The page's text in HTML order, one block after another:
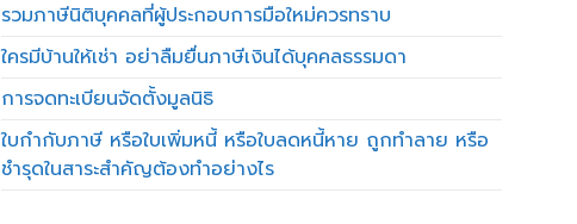
รวมภาษีนิติบุคคลที่ผู้ประกอบการมือใหม่ควรทราบ
ใครมีบ้านให้เช่า อย่าลืมยื่นภาษีเงินได้บุคคลธรรมดา
การจดทะเบียนจัดตั้งมูลนิธิ
ใบกำกับภาษี หรือใบเพิ่มหนี้ หรือใบลดหนี้หาย ถูกทำลาย หรือ
ชำรุดในสาระสำคัญต้องทำอย่างไร